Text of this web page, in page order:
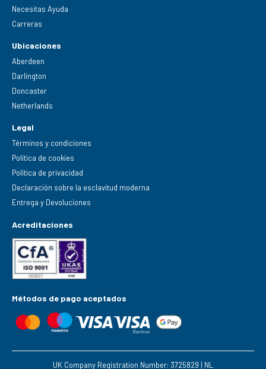
Necesitas Ayuda
Carreras
Ubicaciones
Aberdeen
Darlington
Doncaster
Netherlands
Legal
Términos y condiciones
Política de cookies
Política de privacidad
Declaración sobre la esclavitud moderna
Entrega y Devoluciones
Acreditaciones
Métodos de pago aceptados
UK Company Registration Number: 3725829 | NL